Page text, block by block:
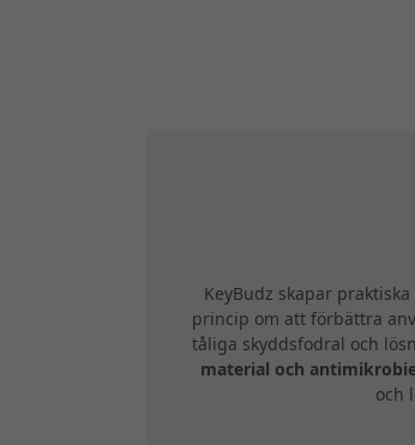
KeyBudz skapar
princip om att förbättra
tåliga skyddsfodral och
material och
och